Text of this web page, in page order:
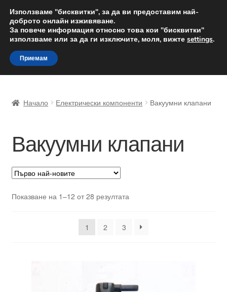
ДОСТАВКА от 12 лв.
Доставка по целия свят
Skip
to
navigation
Skip
to
content
Доставка по целия свят
Жалби
За нас
Начало Електрически компоненти Вакуумни клапани
Вакуумни клапани
Показване на 1–12 от 28 резултатаSorted
1
2 3
Използваме "бисквитки", за да ви предоставим най-
доброто онлайн изживяване.
За повече информация относно това кои "бисквитки"
използваме или за да ги изключите, моля, вижте settings.
Приемам